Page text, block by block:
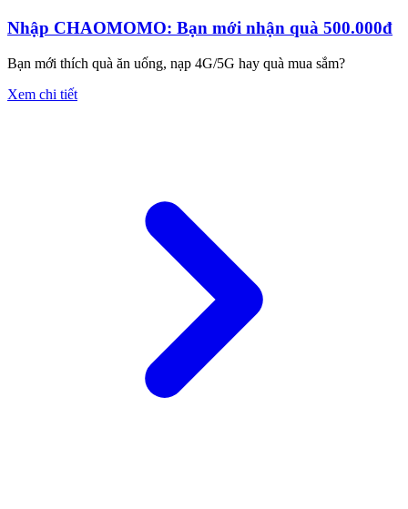
Nhập CHAOMOMO: Bạn mới nhận quà 500.000đ
Bạn mới thích quà ăn uống, nạp 4G/5G hay quà mua sắm?
Xem chi tiết